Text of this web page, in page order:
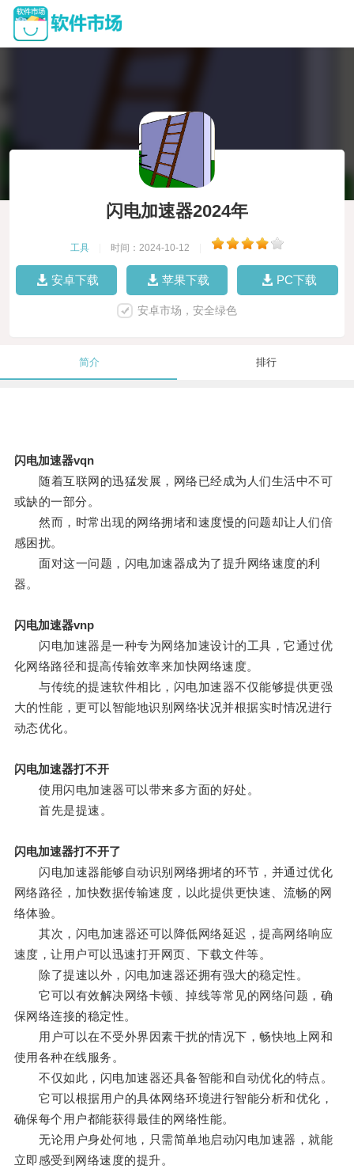
闪电加速器2024年
工具 时间：2024-10-12
安卓下载 苹果下载 PC下载
安卓市场，安全绿色
简介 排行
闪电加速器vqn
随着互联网的迅猛发展，网络已经成为人们生活中不可
或缺的一部分。
然而，时常出现的网络拥堵和速度慢的问题却让人们倍
感困扰。
面对这一问题，闪电加速器成为了提升网络速度的利
器。
闪电加速器vnp
闪电加速器是一种专为网络加速设计的工具，它通过优
化网络路径和提高传输效率来加快网络速度。
与传统的提速软件相比，闪电加速器不仅能够提供更强
大的性能，更可以智能地识别网络状况并根据实时情况进行
动态优化。
闪电加速器打不开
使用闪电加速器可以带来多方面的好处。
首先是提速。
闪电加速器打不开了
闪电加速器能够自动识别网络拥堵的环节，并通过优化
网络路径，加快数据传输速度，以此提供更快速、流畅的网
络体验。
其次，闪电加速器还可以降低网络延迟，提高网络响应
速度，让用户可以迅速打开网页、下载文件等。
除了提速以外，闪电加速器还拥有强大的稳定性。
它可以有效解决网络卡顿、掉线等常见的网络问题，确
保网络连接的稳定性。
用户可以在不受外界因素干扰的情况下，畅快地上网和
使用各种在线服务。
不仅如此，闪电加速器还具备智能和自动优化的特点。
它可以根据用户的具体网络环境进行智能分析和优化，
确保每个用户都能获得最佳的网络性能。
无论用户身处何地，只需简单地启动闪电加速器，就能
立即感受到网络速度的提升。